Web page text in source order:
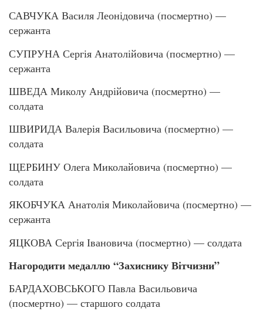
САВЧУКА Василя Леонідовича (посмертно) —
сержанта
СУПРУНА Сергія Анатолійовича (посмертно) —
сержанта
ШВЕДА Миколу Андрійовича (посмертно) —
солдата
ШВИРИДА Валерія Васильовича (посмертно) —
солдата
ЩЕРБИНУ Олега Миколайовича (посмертно) —
солдата
ЯКОБЧУКА Анатолія Миколайовича (посмертно) —
сержанта
ЯЦКОВА Сергія Івановича (посмертно) — солдата
Нагородити медаллю “Захиснику Вітчизни”
БАРДАХОВСЬКОГО Павла Васильовича
(посмертно) — старшого солдата